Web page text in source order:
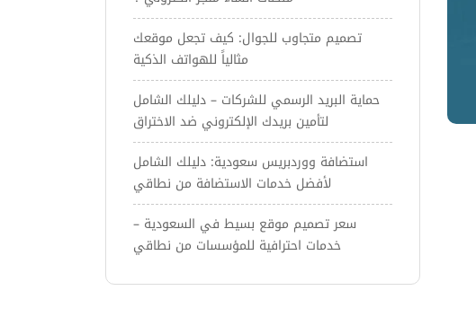
تصميم متجاوب للجوال: كيف تجعل موقعك
مثالياً للهواتف الذكية
حماية البريد الرسمي للشركات – دليلك الشامل
لتأمين بريدك الإلكتروني ضد الاختراق
استضافة ووردبريس سعودية: دليلك الشامل
لأفضل خدمات الاستضافة من نطاقي
سعر تصميم موقع بسيط في السعودية –
خدمات احترافية للمؤسسات من نطاقي